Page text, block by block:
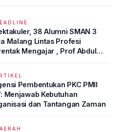
38 Alumni SMAN 3
Malang Lintas Profesi
Mengajar , Prof Abdul
Pembentukan PKC PMII
Menjawab Kebutuhan
dan Tantangan Zaman